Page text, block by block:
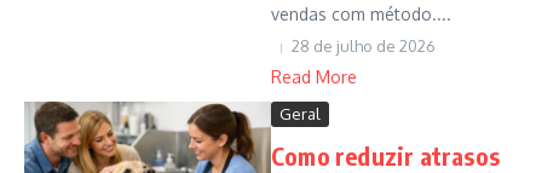
vendas com método....
28 de julho de 2026
Read More
Geral
Como reduzir atrasos